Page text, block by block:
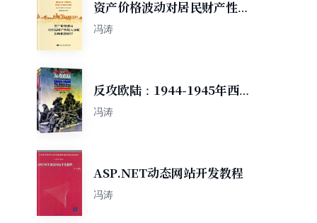
籍
资产价格波动对居民财产性收
入分配影响机制研究
冯涛
反攻欧陆：1944-1945年西北
欧战区英国陆军总览（套装共
冯涛
ASP.NET动态网站开发教程
冯涛